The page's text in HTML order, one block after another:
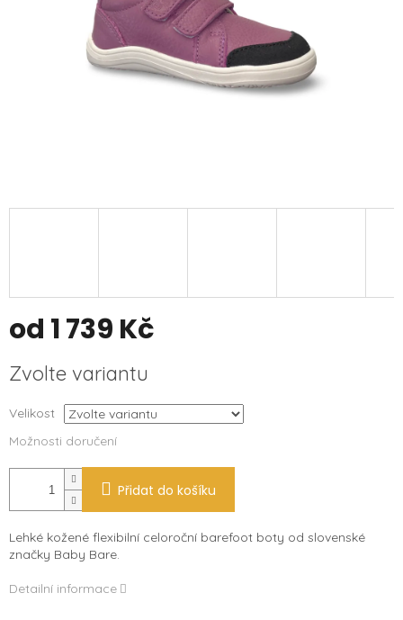
od 1 739 Kč
cena:
Zvolte variantu
Velikost
Možnosti doručení
Přidat do košíku
Lehké kožené flexibilní celoroční barefoot boty od slovenské
značky Baby Bare.
Detailní informace